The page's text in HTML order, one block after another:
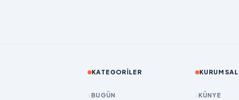
KATEGORILER
BUGÜN
KURUMSAL
KÜNYE